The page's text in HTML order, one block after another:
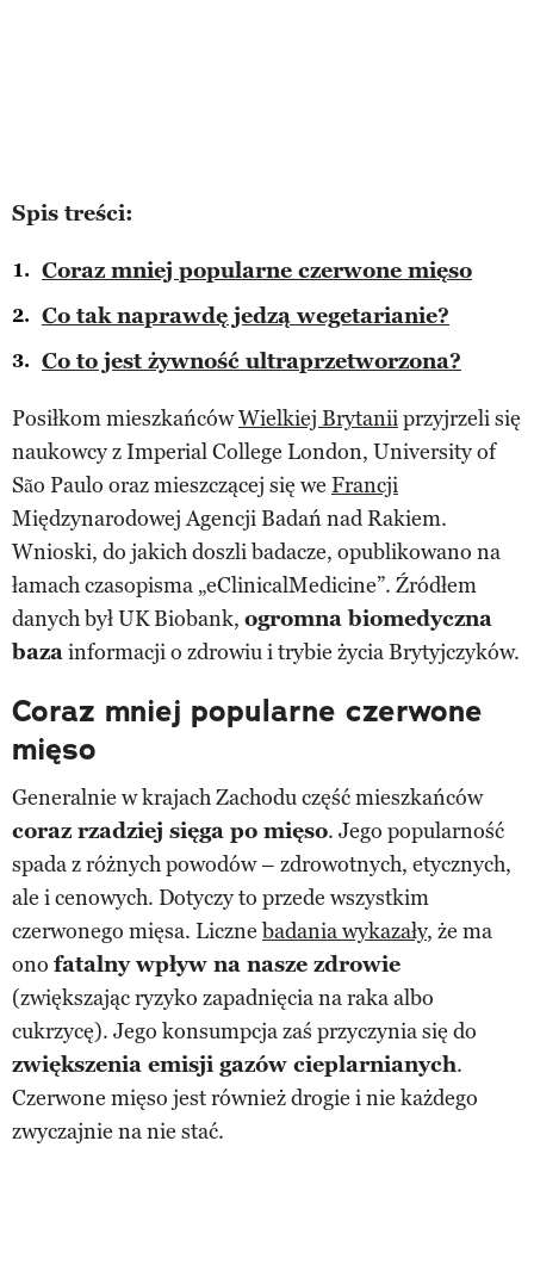
Spis treści:
Coraz mniej popularne czerwone mięso
Co tak naprawdę jedzą wegetarianie?
Co to jest żywność ultraprzetworzona?
Posiłkom mieszkańcówWielkiej Brytaniiprzyjrzeli się
naukowcy z Imperial College London, University of
São Paulo oraz mieszczącej się we Francji
Międzynarodowej Agencji Badań nad Rakiem.
Wnioski, do jakich doszli badacze, opublikowano na
łamach czasopisma „eClinicalMedicine”. Źródłem
danych był UK Biobank, ogromna biomedyczna
bazainformacji o zdrowiu i trybie życia Brytyjczyków.
Coraz mniej popularne czerwone
mięso
Generalnie w krajach Zachodu część mieszkańców
coraz rzadziej sięga po mięso. Jego popularność
spada z różnych powodów – zdrowotnych, etycznych,
ale i cenowych. Dotyczy to przede wszystkim
czerwonego mięsa. Liczne badania wykazały, że ma
ono fatalny wpływ na nasze zdrowie
(zwiększając ryzyko zapadnięcia na raka albo
cukrzycę). Jego konsumpcja zaś przyczynia się do
zwiększenia emisji gazów cieplarnianych.
Czerwone mięso jest również drogie i nie każdego
zwyczajnie na nie stać.